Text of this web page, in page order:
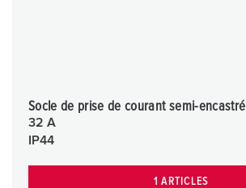
Socle de prise de courant semi-encastré
32 A
IP44
1 ARTICLES